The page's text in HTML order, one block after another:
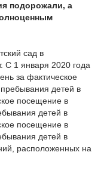
подорожали, а
сад в
С 1 января 2020 года
за фактическое
детей в
посещение в
детей в
посещение в
детей в
расположенных на